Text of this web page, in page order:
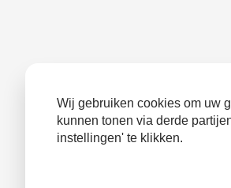
Wij gebruiken cookies om uw
kunnen tonen via derde
instellingen' te klikken.